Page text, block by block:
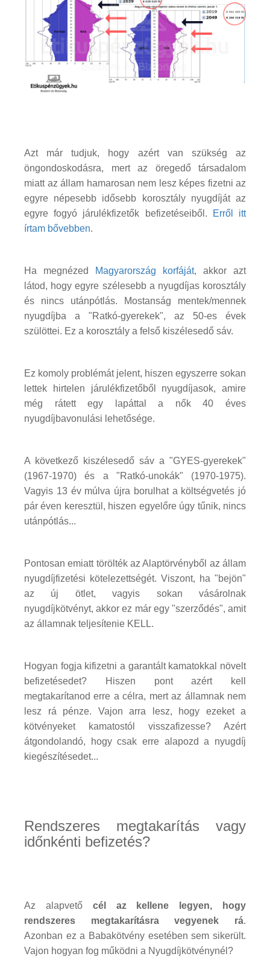
Azt már tudjuk, hogy azért van szükség az
öngondoskodásra, mert az öregedő társadalom
miatt az állam hamarosan nem lesz képes fizetni az
egyre népesebb idősebb korosztály nyugdíját az
egyre fogyó járulékfizetők befizetéseiből.
Erről itt
írtam bővebben.
Ha megnézed Magyarország korfáját, akkor azt
látod, hogy egyre szélesebb a nyugdíjas korosztály
és nincs utánpótlás. Mostanság mentek/mennek
nyugdíjba a "Ratkó-gyerekek", az 50-es évek
szülöttei. Ez a korosztály a felső kiszélesedő sáv.
Ez komoly problémát jelent, hiszen egyszerre sokan
lettek hirtelen járulékfizetőből nyugdíjasok, amire
még rátett egy lapáttal a nők 40 éves
nyugdíjbavonulási lehetősége.
A következő kiszélesedő sáv a "GYES-gyerekek"
(1967-1970) és a "Ratkó-unokák" (1970-1975).
Vagyis 13 év múlva újra borulhat a költségvetés jó
pár éven keresztül, hiszen egyelőre úgy tűnik, nincs
utánpótlás...
Pontosan emiatt törölték az Alaptörvényből az állam
nyugdíjfizetési kötelezettségét. Viszont, ha "bejön"
az új ötlet, vagyis sokan vásárolnak
nyugdíjkötvényt, akkor ez már egy "szerződés", amit
az államnak teljesítenie KELL.
Hogyan fogja kifizetni a garantált kamatokkal növelt
befizetésedet? Hiszen pont azért kell
megtakarítanod erre a célra, mert az államnak nem
lesz rá pénze. Vajon arra lesz, hogy ezeket a
kötvényeket kamatostól visszafizesse? Azért
átgondolandó, hogy csak erre alapozd a nyugdíj
kiegészítésedet...
Rendszeres megtakarítás vagy
időnkénti befizetés?
Az alapvető cél az kellene legyen, hogy
rendszeres megtakarításra vegyenek rá.
Azonban ez a Babakötvény esetében sem sikerült.
Vajon hogyan fog működni a Nyugdíjkötvénynél?